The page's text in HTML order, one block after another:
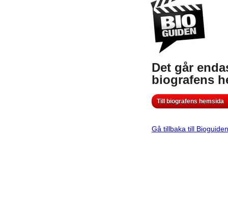
Det går
biografens
Till biografens hemsida
Gå tillbaka till Bioguiden